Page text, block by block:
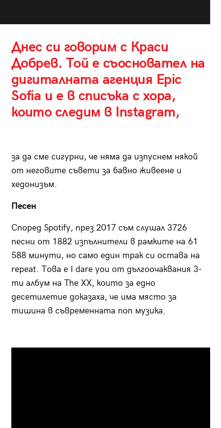
Днес си говорим с Краси
Добрев. Той е съосновател на
дигиталната агенция Epic
Sofia и е в списъка с хора,
които следим в Instagram,
за да сме сигурни, че няма да изпуснем някой
от неговите съвети за бавно живеене и
хедонизъм.
Песен
Според Spotify, през 2017 съм слушал 3726
песни от 1882 изпълнители в рамките на 61
588 минути, но само един трак си остава на
repeat. Това е I dare you от дългоочаквания 3-
ти албум на The XX, които за едно
десетилетие доказаха, че има място за
тишина в съвременната поп музика.